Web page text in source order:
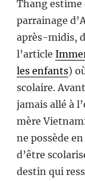
Thang estime
parrainage
après-midis,
l’article
les enfants)
scolaire.
jamais allé à
mère
ne possède
d’être
destin qui